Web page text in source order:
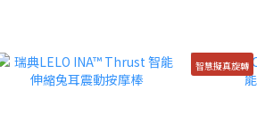
智慧擬真旋轉